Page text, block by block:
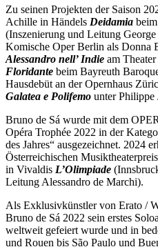
Zu seinen Projekten der Saison
Achille in Händels Deidamia
(Inszenierung und Leitung
Komische Oper Berlin als Donna
Alessandro nell’ Indie am
Floridante beim Bayreuth
Hausdebüt an der Opernhaus
Galatea e Polifemo unter Philippe
Bruno de Sá wurde mit dem
Opéra Trophée 2022 in der
des Jahres“ ausgezeichnet. 2024
Österreichischen
in Vivaldis L’Olimpiade
Leitung Alessandro de Marchi).
Als Exklusivkünstler von Erato /
Bruno de Sá 2022 sein erstes
weltweit gefeiert wurde und in
und Rouen bis São Paulo und